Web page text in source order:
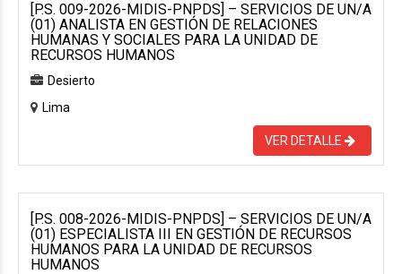
[P.S. 009-2026-MIDIS-PNPDS] – SERVICIOS DE UN/A
(01) ANALISTA EN GESTIÓN DE RELACIONES
HUMANAS Y SOCIALES PARA LA UNIDAD DE
RECURSOS HUMANOS
Desierto
Lima
VER DETALLE
[P.S. 008-2026-MIDIS-PNPDS] – SERVICIOS DE UN/A
(01) ESPECIALISTA III EN GESTIÓN DE RECURSOS
HUMANOS PARA LA UNIDAD DE RECURSOS
HUMANOS